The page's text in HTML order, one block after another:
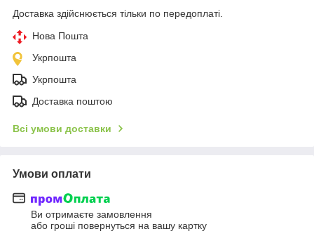
Доставка здійснюється тільки по передоплаті.
Нова Пошта
Укрпошта
Укрпошта
Доставка поштою
Всі умови доставки
Умови оплати
Ви отримаєте замовлення
або гроші повернуться на вашу картку